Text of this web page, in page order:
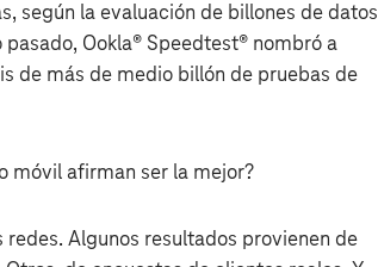
según la evaluación de billones de datos
Ookla® Speedtest® nombró a
de más de medio billón de pruebas de
móvil afirman ser la mejor?
Algunos resultados provienen de